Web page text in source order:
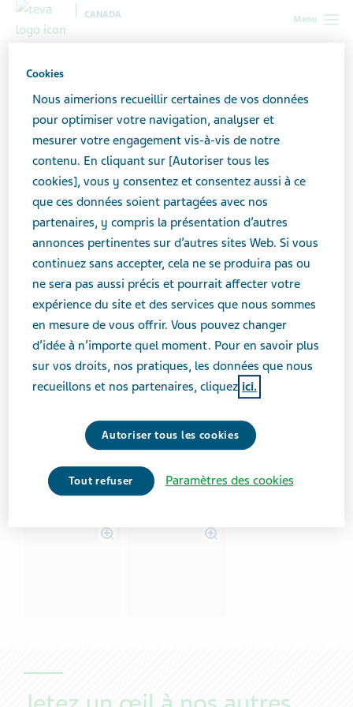
Menu
CANADA
Affections bénignes
Soutenez vos patients à l’aide du contenu
pour les médias sociaux portant sur les
affections bénignes.
Cliquez sur chacune des images ci-dessous
pour voir les détails et télécharger la
publication.
Afficher les instructions pour les utilisateurs d'Android
Afficher les instructions pour les utilisateurs iOS
Cookies
Nous aimerions recueillir certaines de vos données
pour optimiser votre navigation, analyser et
mesurer votre engagement vis-à-vis de notre
contenu. En cliquant sur [Autoriser tous les
cookies], vous y consentez et consentez aussi à ce
que ces données soient partagées avec nos
partenaires, y compris la présentation d’autres
annonces pertinentes sur d’autres sites Web. Si vous
continuez sans accepter, cela ne se produira pas ou
ne sera pas aussi précis et pourrait affecter votre
expérience du site et des services que nous sommes
en mesure de vous offrir. Vous pouvez changer
d’idée à n’importe quel moment. Pour en savoir plus
sur vos droits, nos pratiques, les données que nous
recueillons et nos partenaires, cliquez ici.
Autoriser tous les cookies
Tout refuser Paramètres des cookies